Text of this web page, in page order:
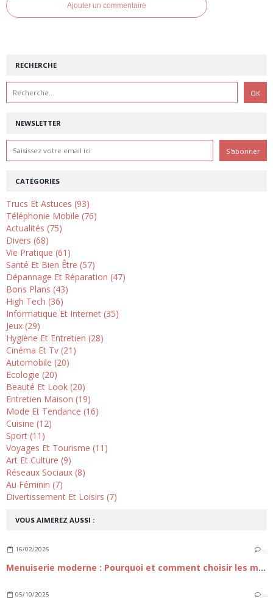
Ajouter un commentaire
NEWSLETTER
RECHERCHE
VOUS AIMEREZ AUSSI :
16/02/2026 …
Menuiserie moderne : Pourquoi et comment choisir les meilleures ouvertures pour votre Habitat ?
05/10/2025 …
CATÉGORIES
Trucs Et Astuces (93)
Téléphonie Mobile (76)
Actualités (75)
Divers (68)
Vie Pratique (61)
Santé Et Bien Être (57)
Dépannage Et Réparation (47)
Bons Plans (43)
High Tech (36)
Informatique Et Internet (35)
Jeux (29)
Hygiène Et Entretien (28)
Cinéma Et Tv (21)
Automobile (20)
Ecologie (20)
Beauté Et Look (20)
Entretien Maison (19)
Mode Et Tendance (16)
Cuisine (12)
Sport (11)
Voyages Et Tourisme (11)
Art Et Culture (9)
Réseaux Sociaux (8)
Au Féminin (7)
Divertissement Et Loisirs (7)